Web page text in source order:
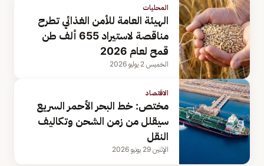
المحليات
الهيئة العامة للأمن الغذائي تطرح
مناقصة لاستيراد 655 ألف طن
قمح لعام 2026
الخميس 2 يوليو 2026
الاقتصاد
مختص: خط البحر الأحمر السريع
سيقلل من زمن الشحن وتكاليف
النقل
الإثنين 29 يونيو 2026